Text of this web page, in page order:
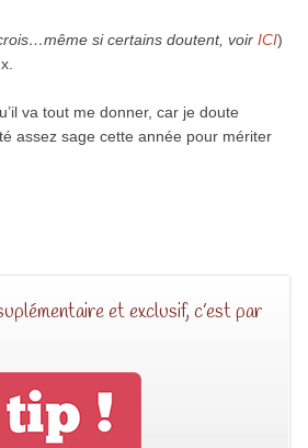
si certains doutent, voir ICI)
va tout me donner, car je doute
assez sage cette année pour mériter
et exclusif, c’est par